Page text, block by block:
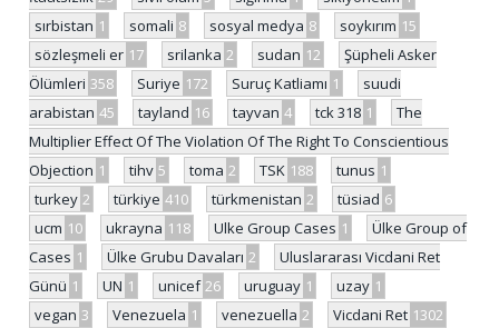
sırbistan 1 somali 8 sosyal medya 8 soykırım 15
sözleşmeli er 17 srilanka 2 sudan 12
Şüpheli Asker
Ölümleri 358 Suriye 172 Suruç Katliamı 1
suudi
arabistan 45 tayland 16 tayvan 4 tck 318 1
The
Multiplier Effect Of The Violation Of The Right To Conscientious
Objection 1 tihv 5 toma 2 TSK 188 tunus 1
turkey 2 türkiye 410 türkmenistan 2 tüsiad 6
ucm 10 ukrayna 118 Ulke Group Cases 1
Ülke Group of
Cases 1 Ülke Grubu Davaları 2
Uluslararası Vicdani Ret
Günü 1 UN 1 unicef 26 uruguay 1 uzay 1
vegan 3 Venezuela 1 venezuella 2 Vicdani Ret 1302